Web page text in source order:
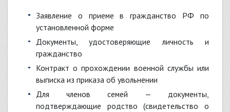
Заявление о приеме в гражданство РФ по
установленной форме
Документы, удостоверяющие личность и
гражданство
Контракт о прохождении военной службы или
выписка из приказа об увольнении
Для членов семей — документы,
подтверждающие родство (свидетельство о